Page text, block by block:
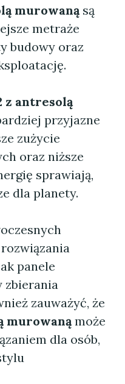
murowanąsą
metraże
budowy oraz
z antresolą
przyjazne
zużycie
oraz niższe
sprawiają,
dla planety.
panele
zbierania
zauważyć, że
murowanąmoże
dla osób,